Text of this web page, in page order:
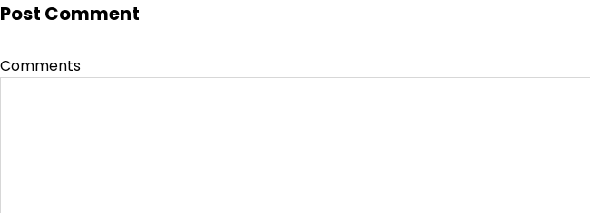
Post Comment
Comments